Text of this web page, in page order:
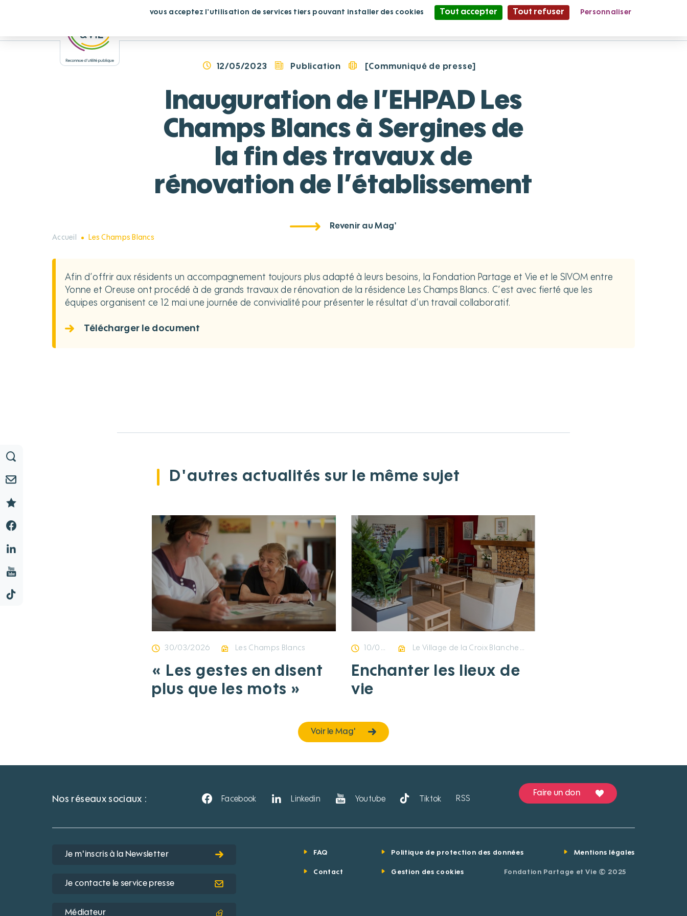
Partage et Vie le Mag'
12/05/2023 Publication [Communiqué de presse]
Inauguration de l’EHPAD Les
Champs Blancs à Sergines de
la fin des travaux de
rénovation de l’établissement
Revenir au Mag'
Accueil Les Champs Blancs
Afin d’offrir aux résidents un accompagnement toujours plus adapté à leurs besoins, la Fondation Partage et Vie et le SIVOM entre
Yonne et Oreuse ont procédé à de grands travaux de rénovation de la résidence Les Champs Blancs. C’est avec fierté que les
équipes organisent ce 12 mai une journée de convivialité pour présenter le résultat d’un travail collaboratif.
Télécharger le document
D'autres actualités sur le même sujet
30/03/2026 Les Champs Blancs
« Les gestes en disent
plus que les mots »
10/04/2025 Le Village de la Croix Blanche Les Champs Blancs
Enchanter les lieux de
vie
Voir le Mag'
Nos réseaux sociaux : Facebook Linkedin Youtube Tiktok RSS
Faire un don
Je m'inscris à la Newsletter
Je contacte le service presse
Médiateur
Contact
FAQ Politique de protection des données Mentions légales
Gestion des cookies Fondation Partage et Vie © 2025
vous acceptez l'utilisation de services tiers pouvant installer des cookies Tout accepter Tout refuser
Personnaliser